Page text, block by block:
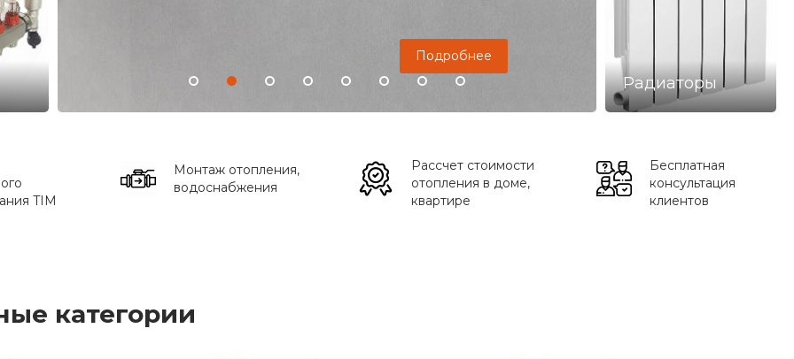
Подробнее
Радиаторы
TIM
Монтаж отопления,
водоснабжения
Рассчет стоимости
отопления в доме,
квартире
Бесплатная
консультация
клиентов
категории